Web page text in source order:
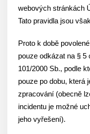
webových stránkách
Tato pravidla jsou
Proto k době
pouze odkázat na §
101/2000 Sb., podle
pouze po dobu, která
zpracování (obecně
incidentu je možné
jeho vyřešení).